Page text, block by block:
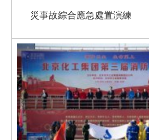
災事故綜合應急處置演練